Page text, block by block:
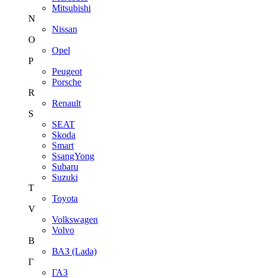
Mitsubishi
N
Nissan
O
Opel
P
Peugeot
Porsche
R
Renault
S
SEAT
Skoda
Smart
SsangYong
Subaru
Suzuki
T
Toyota
V
Volkswagen
Volvo
В
ВАЗ (Lada)
Г
ГАЗ